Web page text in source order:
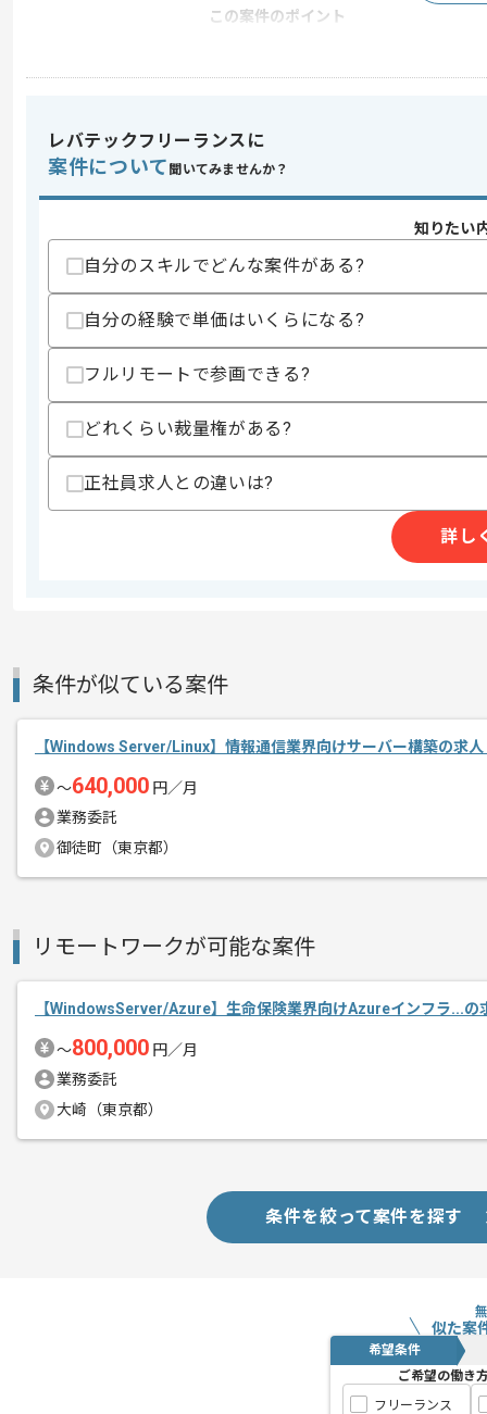
この案件のポイント
スキル
求めるスキル
・Windowsサーバ構築経験 2年以上
・OracleのRAC環境経験
上記に似た経験やスキルをお持ちであれば申
その他募集要項
商談回数
1回
募集人数
作業開始日
生保会社向けに新たに導入する人事
レバテックフリーランスに
案件について 聞いてみませんか？
知りたい
自分のスキルでどんな案件がある?
自分の経験で単価はいくらになる?
フルリモートで参画できる?
どれくらい裁量権がある?
正社員求人との違いは?
詳し
条件が似ている案件
【Windows Server/Linux】情報通信業界向けサーバー構築の求
〜640,000 円／月
業務委託
御徒町（東京都）
リモートワークが可能な案件
【WindowsServer/Azure】生命保険業界向けAzureインフラ...の
〜800,000 円／月
業務委託
大崎（東京都）
条件を絞って案件を探す
似た案
希望条件
ご希望の働き
フリーランス